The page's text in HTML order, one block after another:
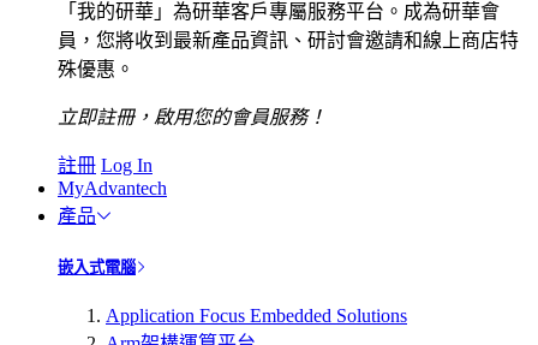
「我的研華」為研華客戶專屬服務平台。成為研華會
員，您將收到最新產品資訊、研討會邀請和線上商店特
殊優惠。
立即註冊，啟用您的會員服務！
註冊 Log In
MyAdvantech
產品
嵌入式電腦
Application Focus Embedded Solutions